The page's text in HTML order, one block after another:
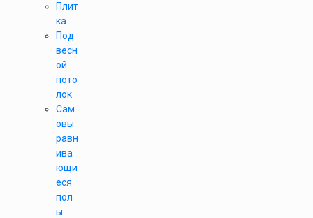
Плит
ка
Под
весн
ой
пото
лок
Сам
овы
равн
ива
ющи
еся
пол
ы